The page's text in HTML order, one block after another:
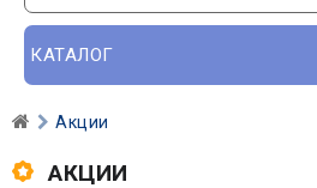
КАТАЛОГ
Акции
АКЦИИ